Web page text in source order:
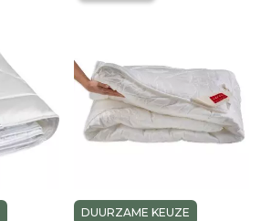
DUURZAME KEUZE